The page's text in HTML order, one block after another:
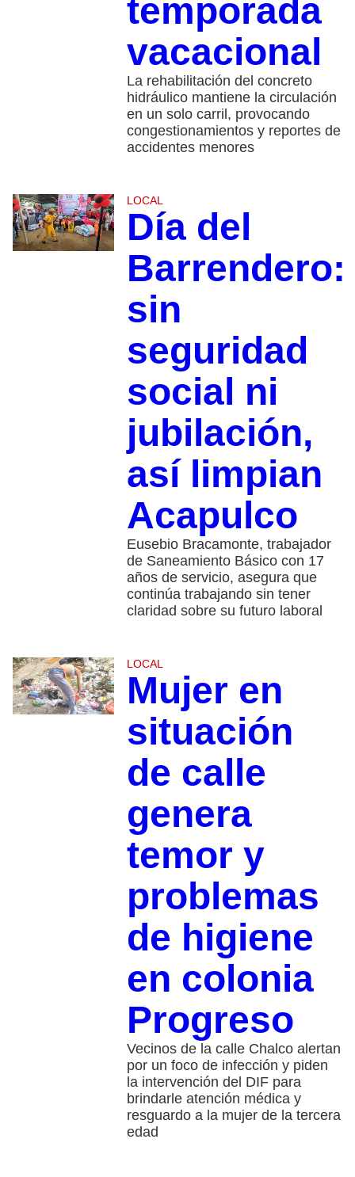
temporada
vacacional
La rehabilitación del concreto
hidráulico mantiene la circulación
en un solo carril, provocando
congestionamientos y reportes de
accidentes menores
LOCAL
Día del
Barrendero:
sin
seguridad
social ni
jubilación,
así limpian
Acapulco
Eusebio Bracamonte, trabajador
de Saneamiento Básico con 17
años de servicio, asegura que
continúa trabajando sin tener
claridad sobre su futuro laboral
LOCAL
Mujer en
situación
de calle
genera
temor y
problemas
de higiene
en colonia
Progreso
Vecinos de la calle Chalco alertan
por un foco de infección y piden
la intervención del DIF para
brindarle atención médica y
resguardo a la mujer de la tercera
edad